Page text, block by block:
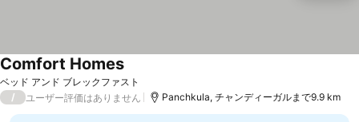
ベッド アンド ブレックファスト
Comfort Homes料金を表示
/ ユーザー評価はありません Panchkula, チャンディーガルまで9.9 km